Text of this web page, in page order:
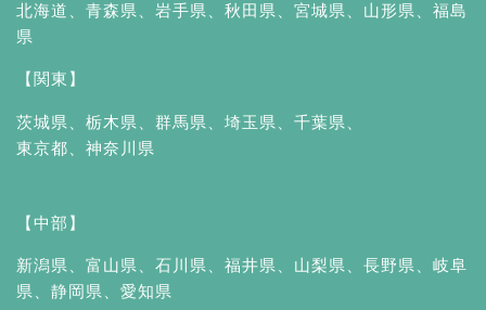
北海道 青森県 岩手県 秋田県 宮城県 山形県
福島
県
【関東】
茨城県 栃木県 群馬県 埼玉県 千葉県
東京都
神奈川県
【中部】
新潟県 富山県 石川県 福井県 山梨県 長野県
岐阜
県
静岡県 愛知県